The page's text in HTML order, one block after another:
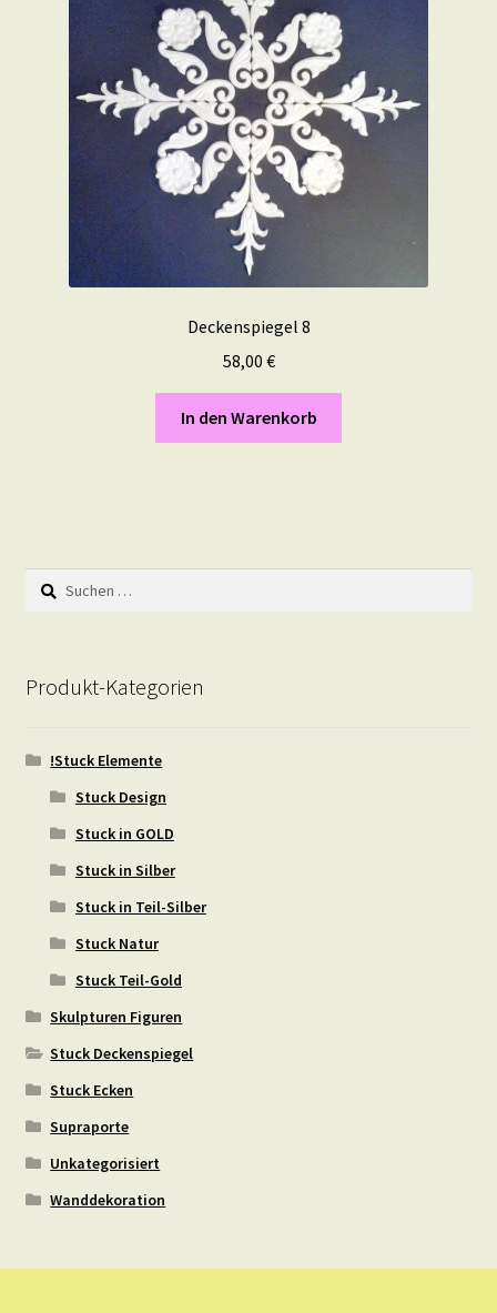
Deckenspiegel 8
58,00 €
In den Warenkorb
Suchen
nach:
Produkt-Kategorien
!Stuck Elemente
Stuck Design
Stuck in GOLD
Stuck in Silber
Stuck in Teil-Silber
Stuck Natur
Stuck Teil-Gold
Skulpturen Figuren
Stuck Deckenspiegel
Stuck Ecken
Supraporte
Unkategorisiert
Wanddekoration